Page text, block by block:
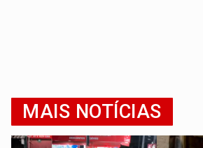
MAIS NOTÍCIAS